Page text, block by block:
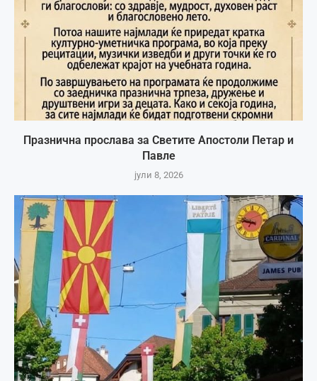
Празнична прослава за Светите Апостоли Петар и
Павле
јули 8, 2026